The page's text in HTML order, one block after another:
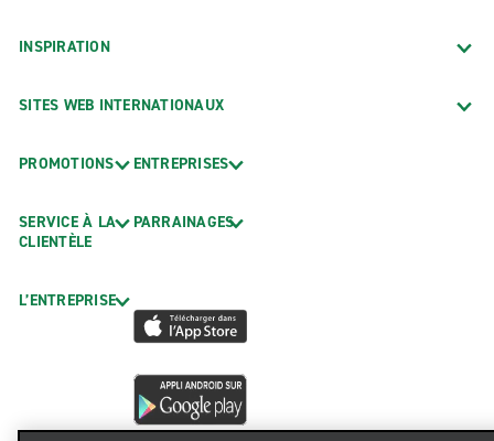
INSPIRATION
SITES WEB INTERNATIONAUX
PROMOTIONS
SERVICE À LA
CLIENTÈLE
L’ENTREPRISE
ENTREPRISES
PARRAINAGES